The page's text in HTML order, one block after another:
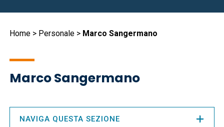
principale
Briciole
Home Personale Marco Sangermano
Marco Sangermano
NAVIGA QUESTA SEZIONE